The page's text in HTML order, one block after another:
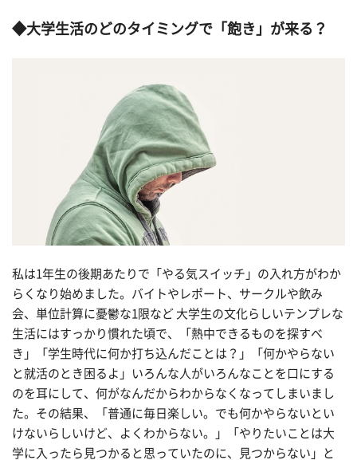
◆大学生活のどのタイミングで「飽き」が来る ？
私は1年生の後期あたりで「やる気スイッチ」の入れ方がわか
らくなり始めました。バイトやレポート、サークルや飲み
会、単位計算に憂鬱な1限など 大学生の文化らしいテンプレな
生活にはすっかり慣れた頃で、「熱中できるものを探すべ
き」「学生時代に何か打ち込んだことは？」「何かやらない
と就活のとき困るよ」いろんな人がいろんなことを口にする
のを耳にして、何がなんだからわからなくなってしまいまし
た。その結果、「普通に毎日楽しい。でも何かやらないとい
けないらしいけど、よくわからない。」「やりたいことは大
学に入ったら見つかると思っていたのに、見つからない」と